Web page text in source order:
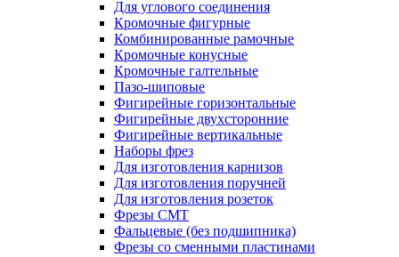
Для углового соединения
Кромочные фигурные
Комбинированные рамочные
Кромочные конусные
Кромочные галтельные
Пазо-шиповые
Фигирейные горизонтальные
Фигирейные двухсторонние
Фигирейные вертикальные
Наборы фрез
Для изготовления карнизов
Для изготовления поручней
Для изготовления розеток
Фрезы CMT
Фальцевые (без подшипника)
Фрезы со сменными пластинами